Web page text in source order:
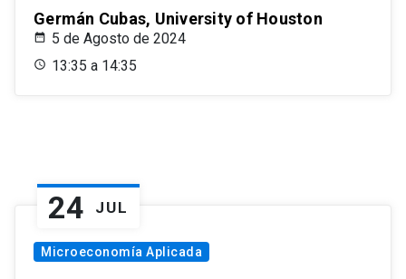
Germán Cubas, University of Houston
5 de Agosto de 2024
13:35 a 14:35
24 JUL
Microeconomía Aplicada